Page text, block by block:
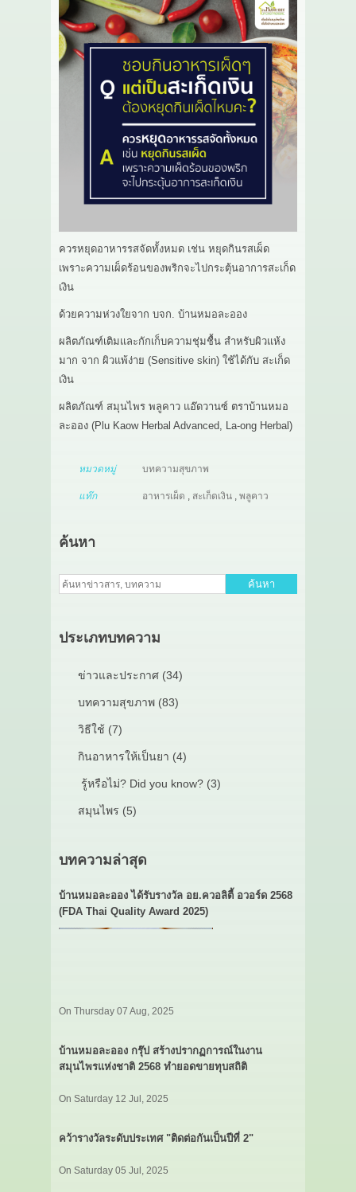
ควรหยุดอาหารรสจัดทั้งหมด เช่น หยุดกินรสเผ็ด
เพราะความเผ็ดร้อนของพริกจะไปกระตุ้นอาการสะเก็ด
เงิน
ด้วยความห่วงใยจาก บจก. บ้านหมอละออง
ผลิตภัณฑ์เติมและกักเก็บความชุ่มชื้น สำหรับผิวแห้ง
มาก จาก ผิวแพ้ง่าย (Sensitive skin) ใช้ได้กับ สะเก็ด
เงิน
ผลิตภัณฑ์ สมุนไพร พลูคาว แอ๊ดวานซ์ ตราบ้านหมอ
ละออง (Plu Kaow Herbal Advanced, La-ong Herbal)
หมวดหมู่ บทความสุขภาพ
แท๊ก อาหารเผ็ด , สะเก็ดเงิน , พลูคาว
ค้นหา
ค้นหา
ประเภทบทความ
ข่าวและประกาศ (34)
บทความสุขภาพ (83)
วิธีใช้ (7)
กินอาหารให้เป็นยา (4)
รู้หรือไม่? Did you know? (3)
สมุนไพร (5)
บทความล่าสุด
บ้านหมอละออง ได้รับรางวัล อย.ควอลิตี้ อวอร์ด 2568
(FDA Thai Quality Award 2025)
On Thursday 07 Aug, 2025
บ้านหมอละออง กรุ๊ป สร้างปรากฏการณ์ในงาน
สมุนไพรแห่งชาติ 2568 ทำยอดขายทุบสถิติ
On Saturday 12 Jul, 2025
คว้ารางวัลระดับประเทศ "ติดต่อกันเป็นปีที่ 2"
On Saturday 05 Jul, 2025